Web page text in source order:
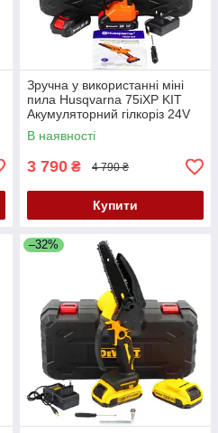
Зручна у використанні міні
пила Husqvarna 75iXP KIT
Акумуляторний гілкоріз 24V
5Аh Акумуляторна мініпила
В наявності
3 790 ₴ 4 790 ₴
Купити
–32%